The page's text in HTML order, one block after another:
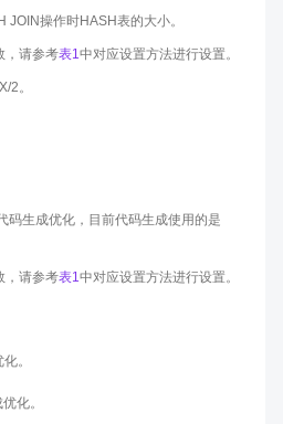
JOIN操作时HASH表的大小。
，请参考表1中对应设置方法进行设置。
2。
码生成优化，目前代码生成使用的是
，请参考表1中对应设置方法进行设置。
。
化。